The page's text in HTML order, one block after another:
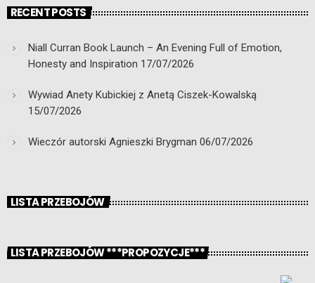
RECENT POSTS
Niall Curran Book Launch – An Evening Full of Emotion,
Honesty and Inspiration 17/07/2026
Wywiad Anety Kubickiej z Anetą Ciszek-Kowalską
15/07/2026
Wieczór autorski Agnieszki Brygman 06/07/2026
LISTA PRZEBOJÓW
LISTA PRZEBOJÓW ***PROPOZYCJE***